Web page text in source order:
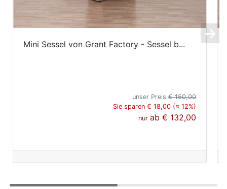
Mini Sessel von Grant Factory - Sessel b...
unser Preis€ 150,00
Sie sparen € 18,00 (≈ 12%)
nurab€ 132,00